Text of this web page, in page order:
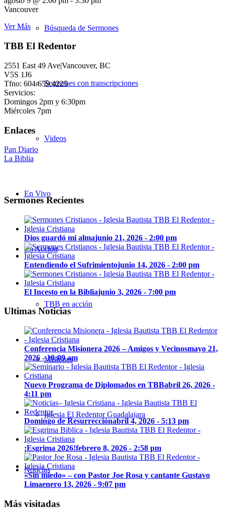
Búsqueda de Sermones
Sermones con transcripciones
Videos
En Vivo
En Acción
TBB en acción
Misiones
Iglesia El Redentor Guadalajara
Noticias
Vancouver
Ver Más
TBB El Redentor
2551 East 49 Ave|Vancouver, BC
V5S 1J6
Tfno: 604.659.4225
Servicios:
Domingos 2pm y 6:30pm
Miércoles 7pm
Enlaces
Pan Diario
La Biblia
Sermones Recientes
Dios guardó mi almajunio 21, 2026 - 2:00 pm
Entendiendo el Sufrimientojunio 14, 2026 - 2:00 pm
El Incesto en la Bibliajunio 3, 2026 - 7:00 pm
Ultimas Noticias
Conferencia Misionera 2026 – Amigos y Vecinosmayo 21,
2026 - 10:09 am
Nuevo Programa de Diplomados en TBBabril 26, 2026 -
4:11 pm
Domingo de Resurrecciónabril 4, 2026 - 5:13 pm
¡Esgrima 2026!febrero 8, 2026 - 2:58 pm
«Sin miedo» – con Pastor Joe Rosa y cantante Gustavo
Limaenero 13, 2026 - 9:07 pm
Más visitadas